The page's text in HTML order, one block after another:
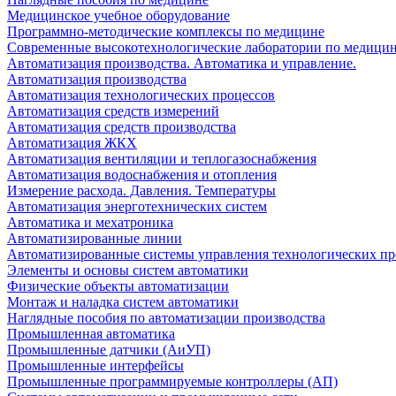
Медицинское учебное оборудование
Программно-методические комплексы по медицине
Современные высокотехнологические лаборатории по
Автоматизация производства. Автоматика и управление.
Автоматизация производства
Автоматизация технологических процессов
Автоматизация средств измерений
Автоматизация средств производства
Автоматизация ЖКХ
Автоматизация вентиляции и теплогазоснабжения
Автоматизация водоснабжения и отопления
Измерение расхода. Давления. Температуры
Автоматизация энерготехнических систем
Автоматика и мехатроника
Автоматизированные линии
Автоматизированные системы управления технологических
Элементы и основы систем автоматики
Физические объекты автоматизации
Монтаж и наладка систем автоматики
Наглядные пособия по автоматизации производства
Промышленная автоматика
Промышленные датчики (АиУП)
Промышленные интерфейсы
Промышленные программируемые контроллеры (АП)